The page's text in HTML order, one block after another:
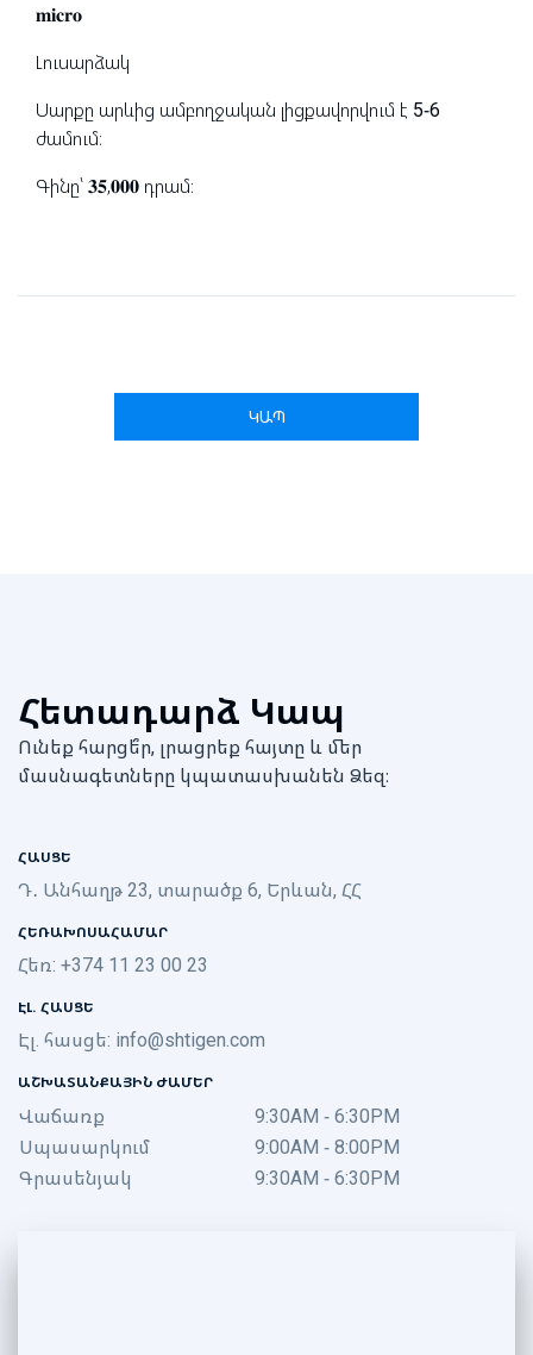
𝐦𝐢𝐜𝐫𝐨
Լուսարձակ
Սարքը արևից ամբողջական լիցքավորվում է 5-6
ժամում։
Գինը՝ 𝟑𝟓,𝟎𝟎𝟎 դրամ։
ԿԱՊ
Հետադարձ Կապ
Ունեք հարցե՞ր, լրացրեք հայտը և մեր
մասնագետները կպատասխանեն Ձեզ։
ՀԱՍՑԵ
Դ․ Անհաղթ 23, տարածք 6, Երևան, ՀՀ
ՀԵՌԱԽՈՍԱՀԱՄԱՐ
Հեռ: +374 11 23 00 23
ԷԼ. ՀԱՍՑԵ
Էլ. հասցե: info@shtigen.com
ԱՇԽԱՏԱՆՔԱՅԻՆ ԺԱՄԵՐ
Վաճառք
9:30AM - 6:30PM
Սպասարկում
9:00AM - 8:00PM
Գրասենյակ
9:30AM - 6:30PM